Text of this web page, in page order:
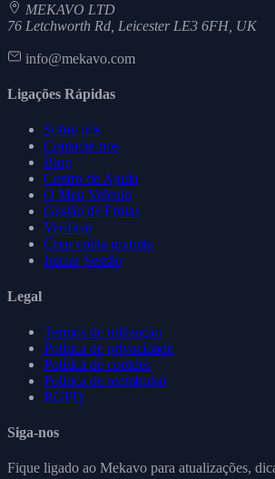
MEKAVO LTD
76 Letchworth Rd, Leicester LE3 6FH, UK
info@mekavo.com
Ligações Rápidas
Sobre nós
Contacte-nos
Blog
Centro de Ajuda
O Meu Veículo
Gestão de Frotas
Verificar
Criar conta gratuita
Iniciar Sessão
Legal
Termos de utilização
Política de privacidade
Política de cookies
Política de reembolso
RGPD
Siga-nos
Fique ligado ao Mekavo para atualizações,